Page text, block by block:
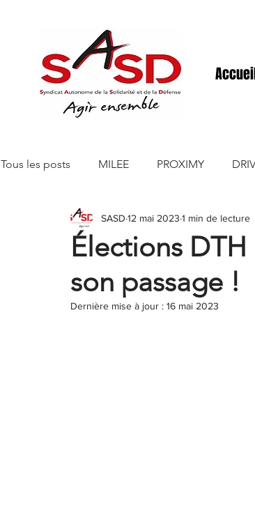
Tous les posts MILEE PROXIMY
Editions 150 Euros SASD ACD
SASD CHANTELLE RETAIL SASD VICKY
Élections
son passage !
SASD 12 mai 2023 1 min de lecture
Dernière mise à jour : 16 mai 2023